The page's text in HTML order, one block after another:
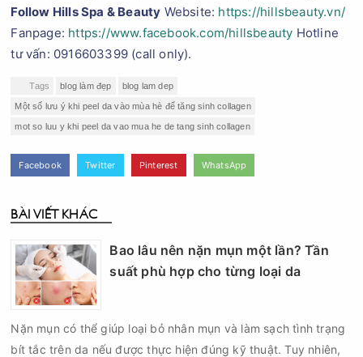
Follow Hills Spa & Beauty Website: https://hillsbeauty.vn/
Fanpage: https://www.facebook.com/hillsbeauty Hotline
tư vấn: 0916603399 (call only).
Tags blog làm đẹp blog lam dep
Một số lưu ý khi peel da vào mùa hè để tăng sinh collagen
mot so luu y khi peel da vao mua he de tang sinh collagen
Facebook Twitter Pinterest WhatsApp
BÀI VIẾT KHÁC
Bao lâu nên nặn mụn một lần? Tần
suất phù hợp cho từng loại da
Nặn mụn có thể giúp loại bỏ nhân mụn và làm sạch tình trạng
bít tắc trên da nếu được thực hiện đúng kỹ thuật. Tuy nhiên,